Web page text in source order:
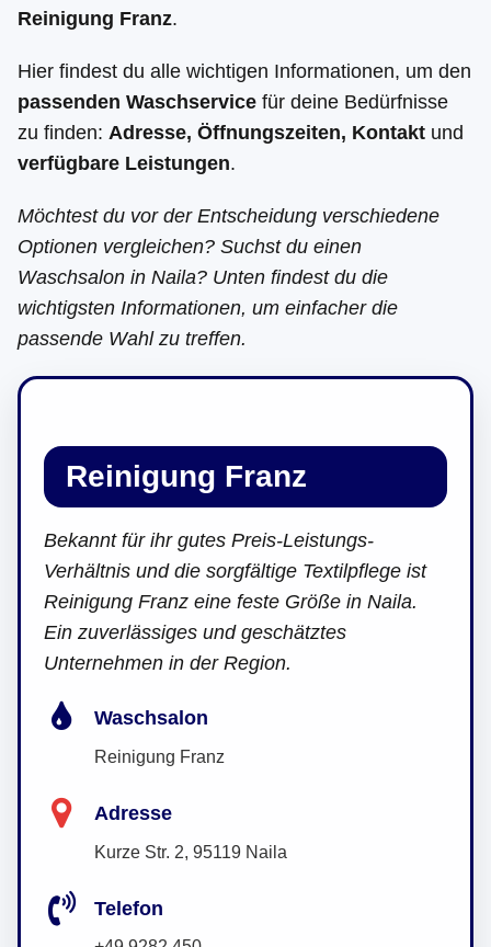
Reinigung Franz.
Hier findest du alle wichtigen Informationen, um den
passenden Waschservice für deine Bedürfnisse
zu finden: Adresse, Öffnungszeiten, Kontakt und
verfügbare Leistungen.
Möchtest du vor der Entscheidung verschiedene
Optionen vergleichen? Suchst du einen
Waschsalon in Naila? Unten findest du die
wichtigsten Informationen, um einfacher die
passende Wahl zu treffen.
Reinigung Franz
Bekannt für ihr gutes Preis-Leistungs-
Verhältnis und die sorgfältige Textilpflege ist
Reinigung Franz eine feste Größe in Naila.
Ein zuverlässiges und geschätztes
Unternehmen in der Region.
Waschsalon
Reinigung Franz
Adresse
Kurze Str. 2, 95119 Naila
Telefon